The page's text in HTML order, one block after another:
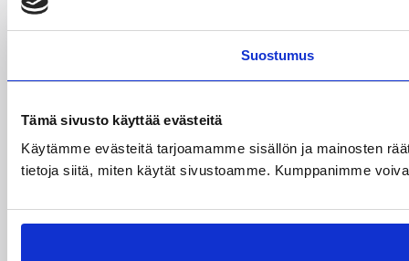
Suostumus
Tämä sivusto käyttää evästeitä
Käytämme evästeitä tarjoamamme sisällön ja mainosten
tietoja siitä, miten käytät sivustoamme. Kumppanimme